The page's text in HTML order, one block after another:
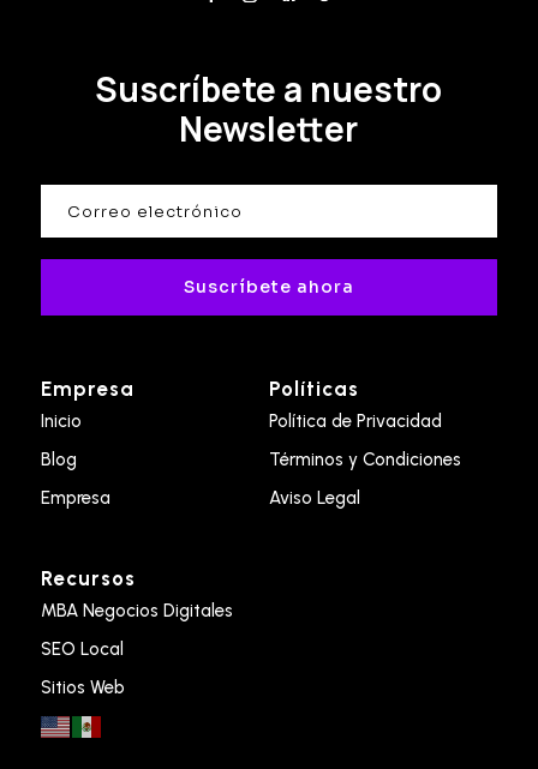
Suscríbete a nuestro
Newsletter
Suscríbete ahora
Empresa
Inicio
Blog
Empresa
Políticas
Política de Privacidad
Términos y Condiciones
Aviso Legal
Recursos
MBA Negocios Digitales
SEO Local
Sitios Web